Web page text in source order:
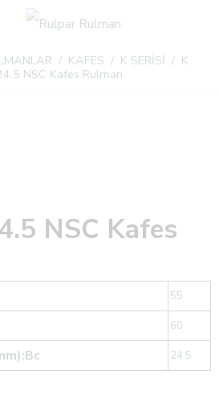
/ KAFES / K SERİSİ / K
NSC Kafes Rulman
NSC Kafes
55
60
24.5